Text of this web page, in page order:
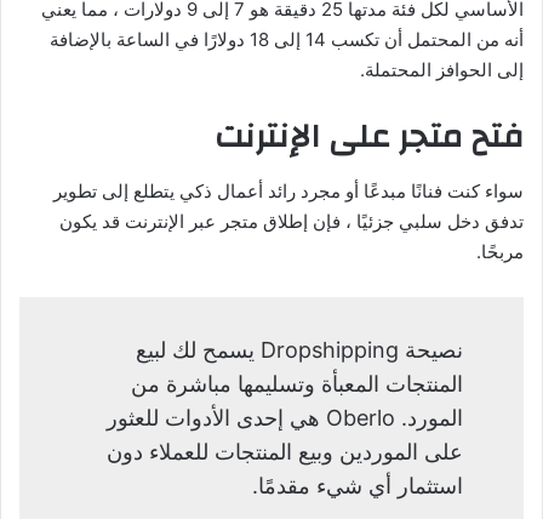
الأساسي لكل فئة مدتها 25 دقيقة هو 7 إلى 9 دولارات ، مما يعني
أنه من المحتمل أن تكسب 14 إلى 18 دولارًا في الساعة بالإضافة
إلى الحوافز المحتملة.
فتح متجر على الإنترنت
سواء كنت فنانًا مبدعًا أو مجرد رائد أعمال ذكي يتطلع إلى تطوير
تدفق دخل سلبي جزئيًا ، فإن إطلاق متجر عبر الإنترنت قد يكون
مربحًا.
نصيحة Dropshipping يسمح لك لبيع
المنتجات المعبأة وتسليمها مباشرة من
المورد. Oberlo هي إحدى الأدوات للعثور
على الموردين وبيع المنتجات للعملاء دون
استثمار أي شيء مقدمًا.